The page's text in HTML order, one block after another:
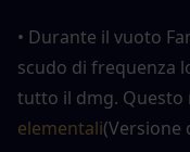
• Durante il vuoto
scudo di frequenza
tutto il dmg. Questo
elementali(Versione